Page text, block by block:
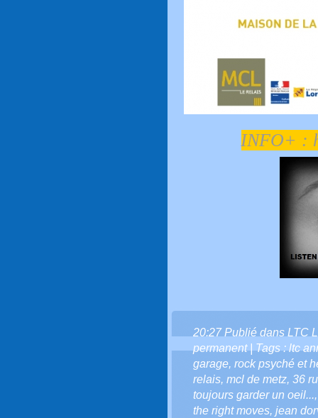
INFO+ :
20:27 Publié dans LTC
permanent| Tags :ltc
garage, rock psyché et
relais, mcl de metz, 36
toujours garder un oeil...
the right moves, jean